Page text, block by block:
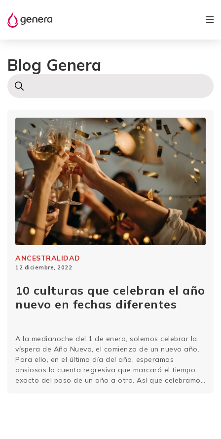
Blog Genera
ANCESTRALIDAD
12 diciembre, 2022
10 culturas que celebran el año
nuevo en fechas diferentes
A la medianoche del 1 de enero, solemos celebrar la
víspera de Año Nuevo, el comienzo de un nuevo año.
Para ello, en el último día del año, esperamos
ansiosos la cuenta regresiva que marcará el tiempo
exacto del paso de un año a otro. Así que celebramos